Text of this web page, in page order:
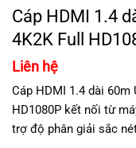
Cáp HDMI 1.4
4K2K Full
Liên hệ
Cáp HDMI 1.4 dài 60m
HD1080P kết nối từ
trợ độ phân giải sắc